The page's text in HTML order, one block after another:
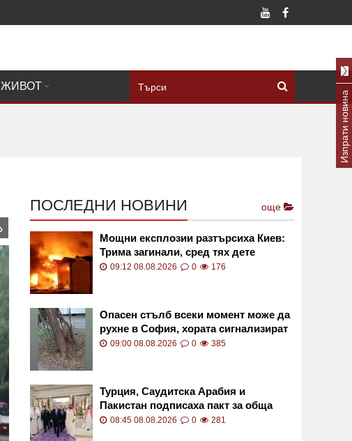
ЖИВОТ
ПОСЛЕДНИ НОВИНИ още
Мощни експлозии разтърсиха Киев:
Трима загинали, сред тях дете
09:12 08.08.2026 0 176
Опасен стълб всеки момент може да
рухне в София, хората сигнализират
от седмица ВИДЕО
09:00 08.08.2026 0 385
Турция, Саудитска Арабия и
Пакистан подписаха пакт за обща
отбрана
08:45 08.08.2026 0 281
Изпрати новина